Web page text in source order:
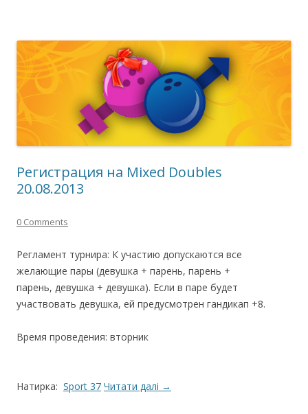
Регистрация на Mixed Doubles
20.08.2013
0 Comments
Регламент турнира: К участию допускаются все
желающие пары (девушка + парень, парень +
парень, девушка + девушка). Если в паре будет
участвовать девушка, ей предусмотрен гандикап +8.
Время проведения: вторник
Натирка: Sport 37 Читати далі →